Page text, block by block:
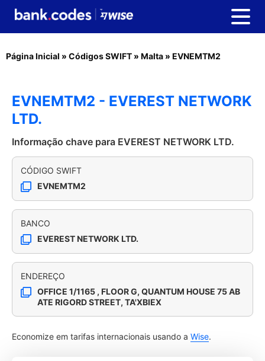
Página Inicial » Códigos SWIFT » Malta » EVNEMTM2
EVNEMTM2 - EVEREST NETWORK
LTD.
Informação chave para EVEREST NETWORK LTD.
CÓDIGO SWIFT
EVNEMTM2
BANCO
EVEREST NETWORK LTD.
ENDEREÇO
OFFICE 1/1165 , FLOOR G, QUANTUM HOUSE 75 AB
ATE RIGORD STREET, TA'XBIEX
Economize em tarifas internacionais usando a Wise.